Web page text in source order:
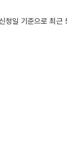
일 기준으로 최